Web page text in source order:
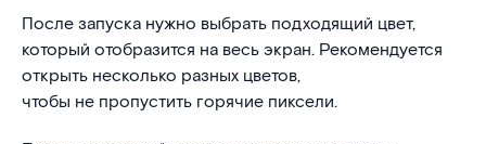
После запуска нужно выбрать подходящий цвет,
который отобразится на весь экран. Рекомендуется
открыть несколько разных цветов,
чтобы не пропустить горячие пиксели.